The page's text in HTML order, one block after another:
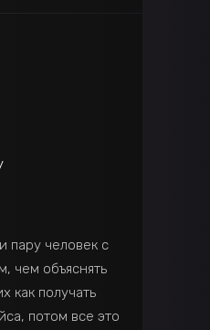
пару человек с
чем объяснять
как получать
потом все это